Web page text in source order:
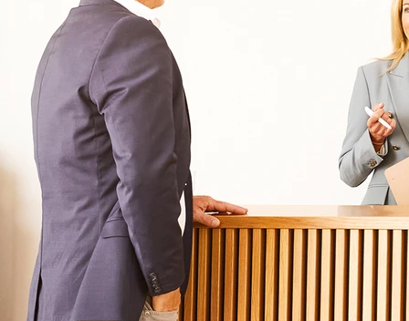
Für Angehörige
Über Oberberg
Krankheitsbilder & Therapien
Behandlungsfelder
Therapien
Symptome & Beschwerden
Selbsttests
Presse
Bewertungen
Karriere
Unternehmensfakten